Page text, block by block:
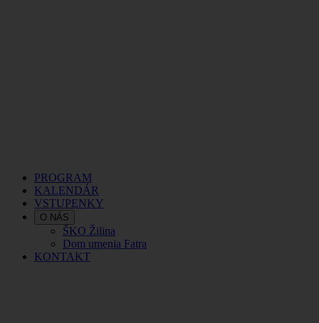
PROGRAM
KALENDÁR
VSTUPENKY
O NÁS
ŠKO Žilina
Dom umenia Fatra
KONTAKT